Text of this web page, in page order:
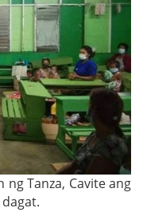
Tanza, Cavite ang